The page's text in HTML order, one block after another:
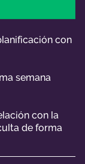
con
semana
con la
de forma